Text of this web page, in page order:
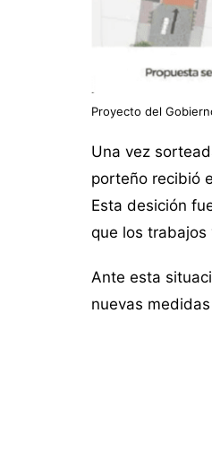
Proyecto del
Una vez
porteño recibió
Esta desición
que los trabajos
Ante esta
nuevas